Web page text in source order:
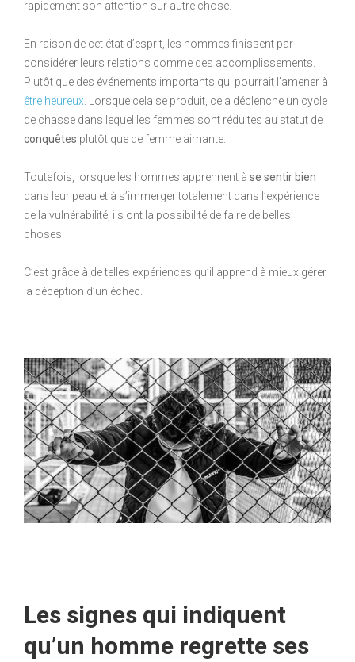
rapidement son attention sur autre chose.
En raison de cet état d’esprit, les hommes finissent par
considérer leurs relations comme des accomplissements.
Plutôt que des événements importants qui pourrait l’amener à
être heureux . Lorsque cela se produit, cela déclenche un cycle
de chasse dans lequel les femmes sont réduites au statut de
conquêtes plutôt que de femme aimante.
Toutefois, lorsque les hommes apprennent à se sentir bien
dans leur peau et à s’immerger totalement dans l’expérience
de la vulnérabilité, ils ont la possibilité de faire de belles
choses.
C’est grâce à de telles expériences qu’il apprend à mieux gérer
la déception d’un échec.
Les signes qui indiquent
qu’un homme regrette ses